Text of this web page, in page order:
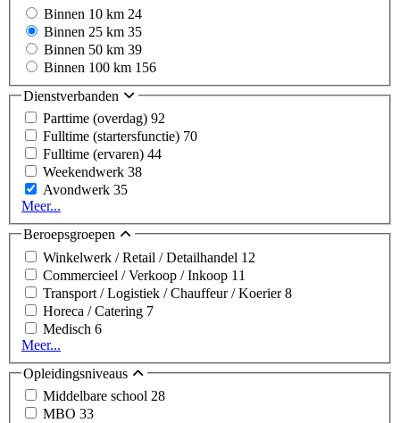
Binnen 10 km 24
Binnen 25 km 35
Binnen 50 km 39
Binnen 100 km 156
Dienstverbanden
Parttime (overdag) 92
Fulltime (startersfunctie) 70
Fulltime (ervaren) 44
Weekendwerk 38
Avondwerk 35
Meer...
Beroepsgroepen
Winkelwerk / Retail / Detailhandel 12
Commercieel / Verkoop / Inkoop 11
Transport / Logistiek / Chauffeur / Koerier8
Horeca / Catering 7
Medisch 6
Meer...
Opleidingsniveaus
Middelbare school 28
MBO 33